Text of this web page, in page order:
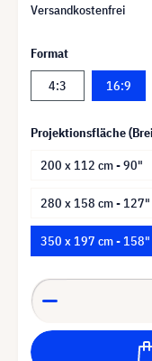
Versandkostenfrei
Format
4:3
16:9
Projektionsfläche
200 x 112 cm - 90"
280 x 158 cm - 127"
350 x 197 cm - 158"